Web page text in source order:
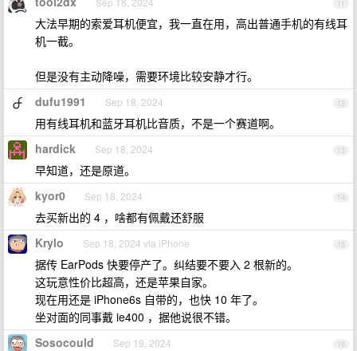
11
大法早期的索爱耳机便宜，我一直在用，高出普通手机的有线耳
机一截。
但是没有主动降噪，需要环境比较安静才行。
12
dufu1991 Sep 18, 2024
用有线耳机和蓝牙耳机比音质，不是一个赛道啊。
13
hardick Sep 18, 2024
早知道，还是原道。
14
kyor0 Sep 18, 2024
去买新出的 4 ，啥都有佩戴还舒服
15
Krylo Sep 18, 2024 via iPhone
据传 EarPods 快要停产了。纠结要不要入 2 根新的。
这玩意性价比超高，还是苹果自家。
现在用还是 iPhone6s 自带的，也快 10 年了。
坐对面的同事戴 ie400 ，据他说很不错。
16
Sosocould Sep 19, 2024